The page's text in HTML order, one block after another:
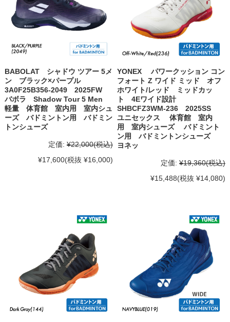
BABOLAT シャドウ ツアー 5メ
ン ブラック×パープル
3A0F25B356-2049 2025FW
バボラ Shadow Tour 5 Men
軽量 体育館 室内用 室内シュ
ーズ バドミントン用 バドミン
トンシューズ
定価: ¥22,000(税込)
¥17,600(税抜 ¥16,000)
YONEX パワークッション コン
フォート Z ワイド ミッド オフ
ホワイト/レッド ミッドカッ
ト 4Eワイド設計
SHBCFZ3WM-236 2025SS
ユニセックス 体育館 室内
用 室内シューズ バドミント
ン用 バドミントンシューズ
ヨネッ
定価: ¥19,360(税込)
¥15,488(税抜 ¥14,080)